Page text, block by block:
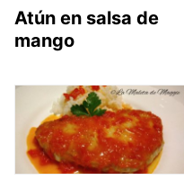
Atún en salsa de
mango